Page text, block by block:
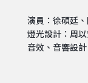
演員：徐碩廷
燈光設計：周
音效、音響設